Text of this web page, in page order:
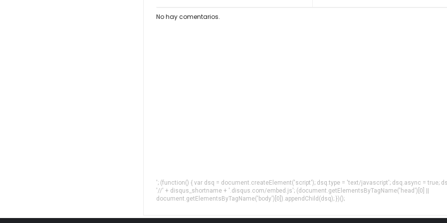
No hay comentarios.
'; (function() { var dsq = document.createElement('script'); dsq.type = 'text/javascript'; dsq.async = true;
'//' + disqus_shortname + '.disqus.com/embed.js'; (document.getElementsByTagName('head')[0] ||
document.getElementsByTagName('body')[0]).appendChild(dsq); })();